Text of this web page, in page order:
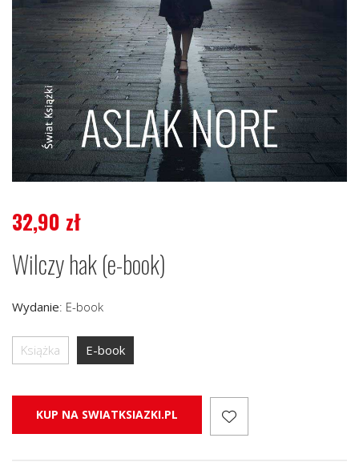
32,90 zł
Wilczy hak (e-book)
Wydanie: E-book
Książka E-book
KUP NA SWIATKSIAZKI.PL